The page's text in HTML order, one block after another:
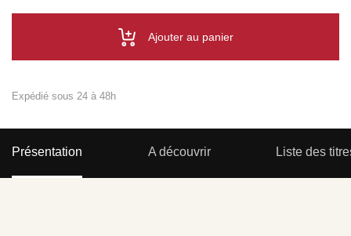
Ajouter au panier
Expédié sous 24 à 48h
Présentation A découvrir Liste des